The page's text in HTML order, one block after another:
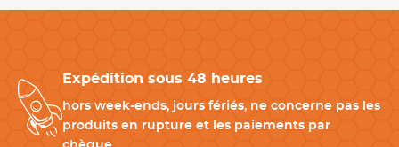
Torchon de cuisine fabriqué en France
conception robustegarantit une excellente tenue au lavage
et un usage durable. Il constitue une solution fiable pour les
professionnelsrecherchant un torchon classique, absorbant
Expédition sous 48 heures
hors week-ends, jours fériés, ne concerne pas les
produits en rupture et les paiements par